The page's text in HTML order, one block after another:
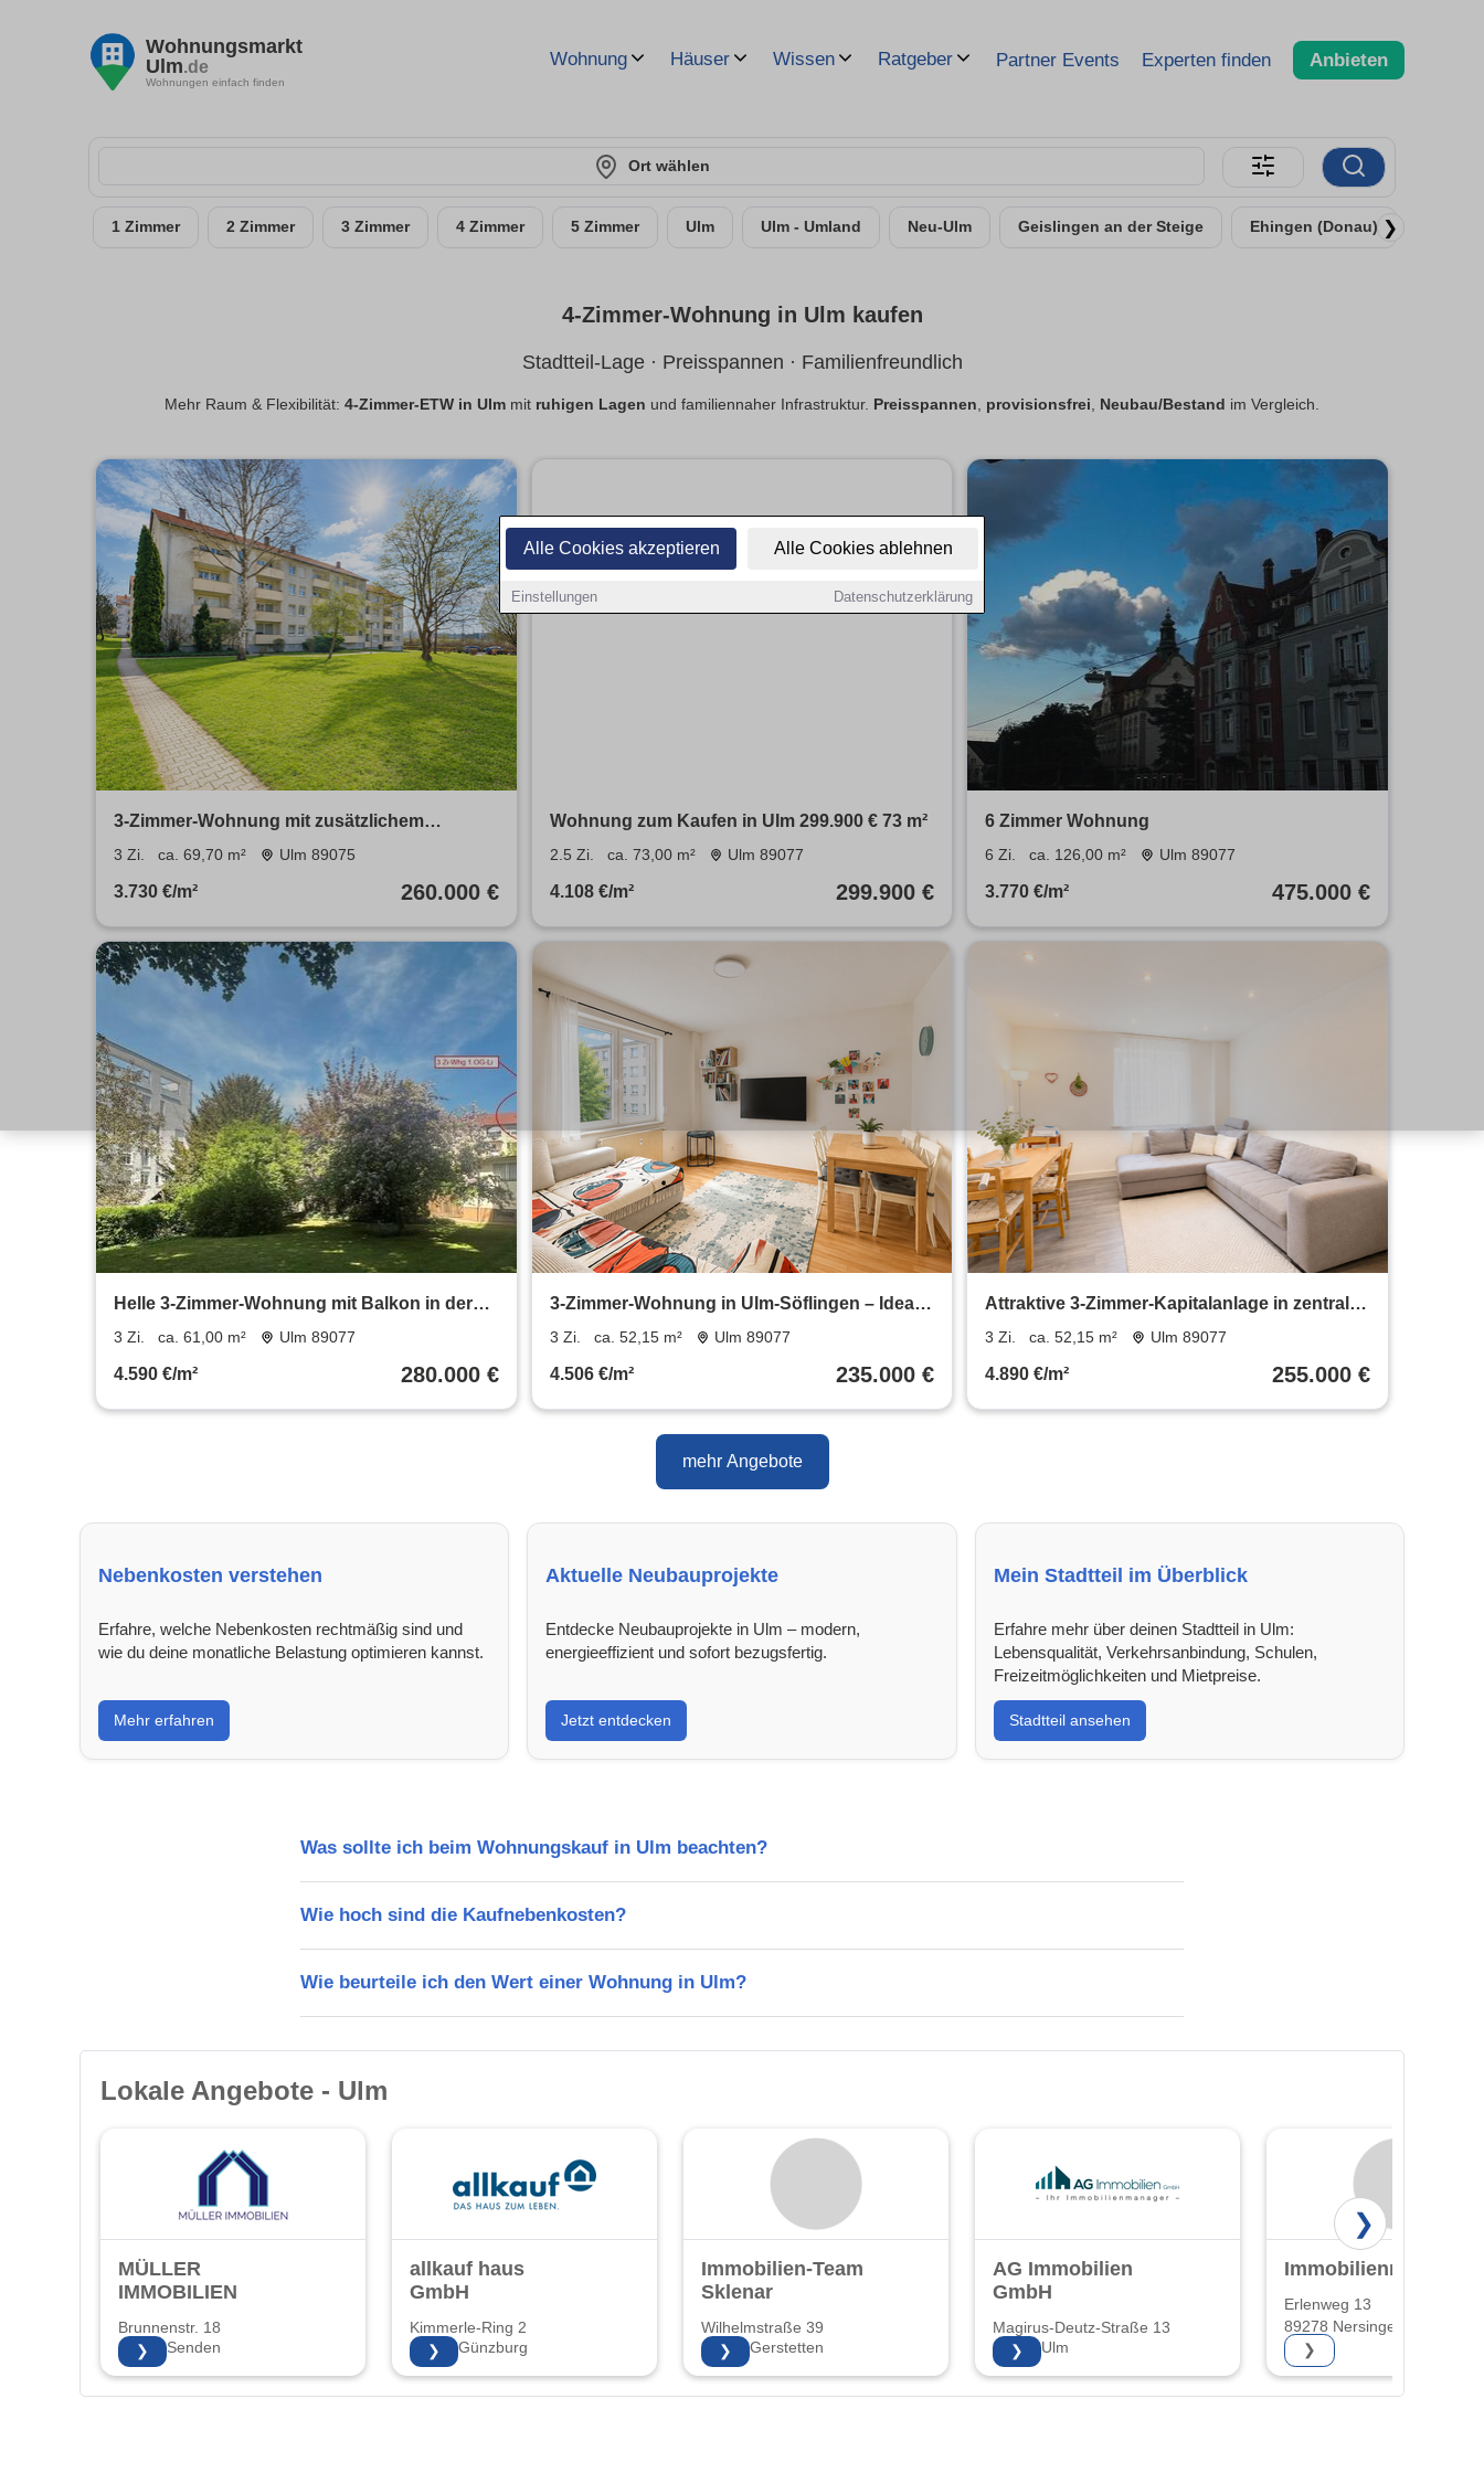
Alle Cookies akzeptieren Alle Cookies ablehnen
Einstellungen Datenschutzerklärung
Wohnungsmarkt
Ulm.de
Wohnungen einfach finden
Wohnung Häuser Wissen Ratgeber Partner Events Experten finden Anbieten
Ort wählen
1 Zimmer 2 Zimmer 3 Zimmer 4 Zimmer 5 Zimmer Ulm Ulm - Umland Neu-Ulm Geislingen an der Steige Ehingen (Donau) ❯
4-Zimmer-Wohnung in Ulm kaufen
Stadtteil-Lage · Preisspannen · Familienfreundlich
Mehr Raum & Flexibilität: 4-Zimmer-ETW in Ulm mit ruhigen Lagen und familiennaher Infrastruktur. Preisspannen, provisionsfrei, Neubau/Bestand im Vergleich.
3-Zimmer-Wohnung mit zusätzlichem
ausgebautem Zimmer im Dachgeschoss
3 Zi. ca. 69,70 m² Ulm 89075
3.730 €/m² 260.000 €
Wohnung zum Kaufen in Ulm 299.900 € 73 m²
2.5 Zi. ca. 73,00 m² Ulm 89077
4.108 €/m² 299.900 €
6 Zimmer Wohnung
6 Zi. ca. 126,00 m² Ulm 89077
3.770 €/m² 475.000 €
Helle 3-Zimmer-Wohnung mit Balkon in der
Ulmer Weststadt
3 Zi. ca. 61,00 m² Ulm 89077
4.590 €/m² 280.000 €
3-Zimmer-Wohnung in Ulm-Söflingen – Ideal
für Kapitalanleger
3 Zi. ca. 52,15 m² Ulm 89077
4.506 €/m² 235.000 €
Attraktive 3-Zimmer-Kapitalanlage in zentraler
Lage
3 Zi. ca. 52,15 m² Ulm 89077
4.890 €/m² 255.000 €
mehr Angebote
Nebenkosten verstehen
Erfahre, welche Nebenkosten rechtmäßig sind und
wie du deine monatliche Belastung optimieren kannst.
Mehr erfahren
Aktuelle Neubauprojekte
Entdecke Neubauprojekte in Ulm – modern,
energieeffizient und sofort bezugsfertig.
Jetzt entdecken
Mein Stadtteil im Überblick
Erfahre mehr über deinen Stadtteil in Ulm:
Lebensqualität, Verkehrsanbindung, Schulen,
Freizeitmöglichkeiten und Mietpreise.
Stadtteil ansehen
Was sollte ich beim Wohnungskauf in Ulm beachten?
Wie hoch sind die Kaufnebenkosten?
Wie beurteile ich den Wert einer Wohnung in Ulm?
Lokale Angebote - Ulm
MÜLLER
IMMOBILIEN
Brunnenstr. 18
89250 Senden
❯
allkauf haus
GmbH
Kimmerle-Ring 2
89312 Günzburg
❯
Immobilien-Team
Sklenar
Wilhelmstraße 39
89547 Gerstetten
❯
AG Immobilien
GmbH
Magirus-Deutz-Straße 13
89077 Ulm
❯
Erlenweg 13
89278 Nersingen
❯
❯